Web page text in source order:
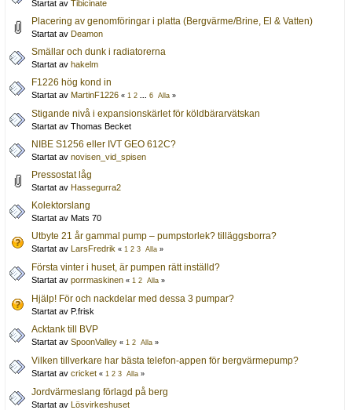
Startat av Tibicinate
Placering av genomföringar i platta (Bergvärme/Brine, El & Vatten)
Startat av Deamon
Smällar och dunk i radiatorerna
Startat av hakelm
F1226 hög kond in
Startat av MartinF1226 « 1 2 6 Alla »
Stigande nivå i expansionskärlet för köldbärarvätskan
Startat av Thomas Becket
NIBE S1256 eller IVT GEO 612C?
Startat av novisen_vid_spisen
Pressostat låg
Startat av Hassegurra2
Kolektorslang
Startat av Mats 70
Utbyte 21 år gammal pump – pumpstorlek? tilläggsborra?
Startat av LarsFredrik « 1 2 3 Alla »
Första vinter i huset, är pumpen rätt inställd?
Startat av porrmaskinen « 1 2 Alla »
Hjälp! För och nackdelar med dessa 3 pumpar?
Startat av P.frisk
Acktank till BVP
Startat av SpoonValley « 1 2 Alla »
Vilken tillverkare har bästa telefon-appen för bergvärmepump?
Startat av cricket « 1 2 3 Alla »
Jordvärmeslang förlagd på berg
Startat av Lösvirkeshuset